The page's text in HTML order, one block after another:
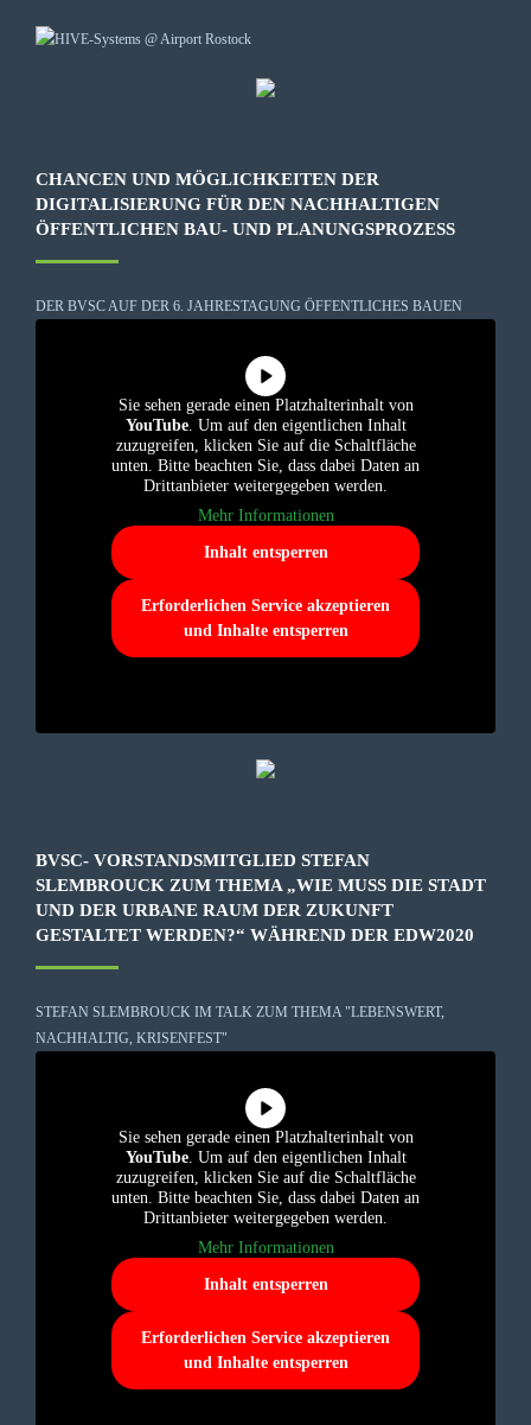
CHANCEN UND MÖGLICHKEITEN DER
DIGITALISIERUNG FÜR DEN NACHHALTIGEN
ÖFFENTLICHEN BAU- UND PLANUNGSPROZESS
DER BVSC AUF DER 6. JAHRESTAGUNG ÖFFENTLICHES BAUEN
Sie sehen gerade einen Platzhalterinhalt von
YouTube. Um auf den eigentlichen Inhalt
zuzugreifen, klicken Sie auf die Schaltfläche
unten. Bitte beachten Sie, dass dabei Daten an
Drittanbieter weitergegeben werden.
Mehr Informationen
Inhalt entsperren
Erforderlichen Service akzeptieren
und Inhalte entsperren
BVSC- VORSTANDSMITGLIED STEFAN
SLEMBROUCK ZUM THEMA „WIE MUSS DIE STADT
UND DER URBANE RAUM DER ZUKUNFT
GESTALTET WERDEN?“ WÄHREND DER EDW2020
STEFAN SLEMBROUCK IM TALK ZUM THEMA "LEBENSWERT,
NACHHALTIG, KRISENFEST"
Sie sehen gerade einen Platzhalterinhalt von
YouTube. Um auf den eigentlichen Inhalt
zuzugreifen, klicken Sie auf die Schaltfläche
unten. Bitte beachten Sie, dass dabei Daten an
Drittanbieter weitergegeben werden.
Mehr Informationen
Inhalt entsperren
Erforderlichen Service akzeptieren
und Inhalte entsperren